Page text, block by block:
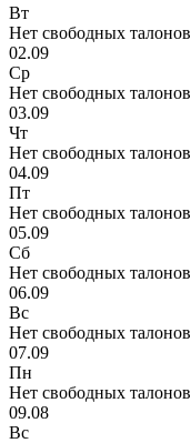
Вт
Нет свободных талонов
02.09
Ср
Нет свободных талонов
03.09
Чт
Нет свободных талонов
04.09
Пт
Нет свободных талонов
05.09
Сб
Нет свободных талонов
06.09
Вс
Нет свободных талонов
07.09
Пн
Нет свободных талонов
09.08
Вс